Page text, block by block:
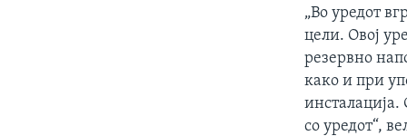
„Во уредот
цели. Овој
резервно
како и при
инсталација.
со уредот“,